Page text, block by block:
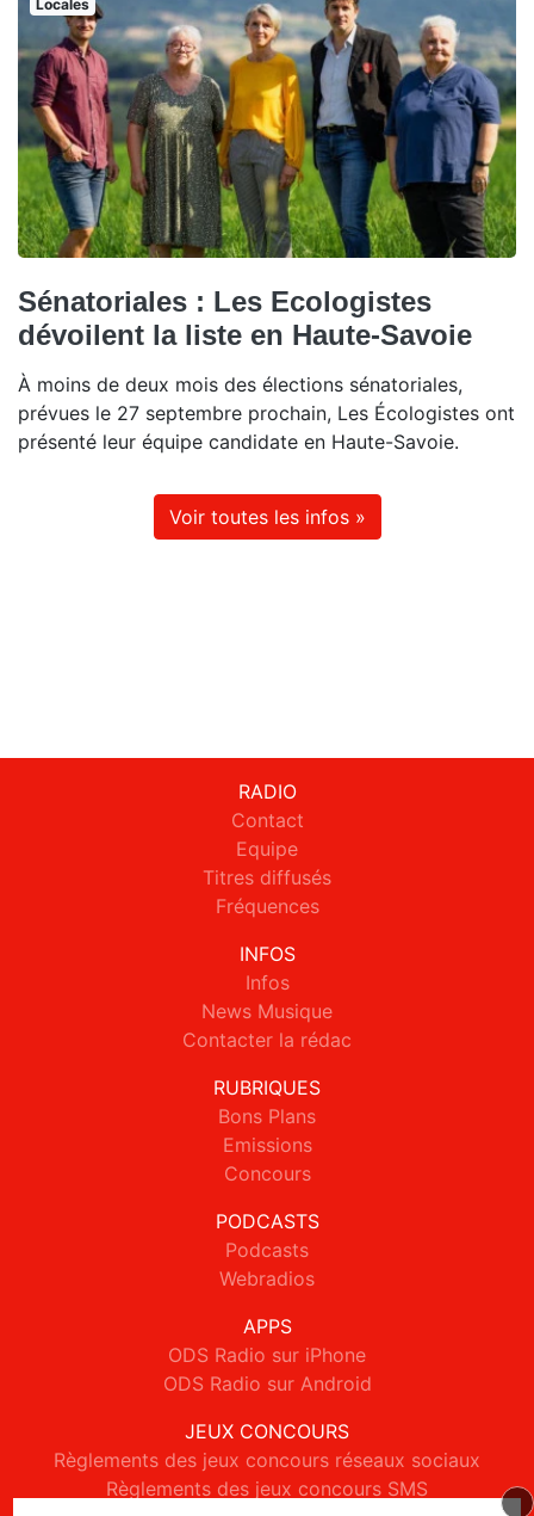
Locales
Sénatoriales : Les Ecologistes
dévoilent la liste en Haute-Savoie
À moins de deux mois des élections sénatoriales,
prévues le 27 septembre prochain, Les Écologistes ont
présenté leur équipe candidate en Haute-Savoie.
Voir toutes les infos »
RADIO
Contact
Equipe
Titres diffusés
Fréquences
INFOS
Infos
News Musique
Contacter la rédac
RUBRIQUES
Bons Plans
Emissions
Concours
PODCASTS
Podcasts
Webradios
APPS
ODS Radio sur iPhone
ODS Radio sur Android
JEUX CONCOURS
Règlements des jeux concours réseaux sociaux
Règlements des jeux concours SMS